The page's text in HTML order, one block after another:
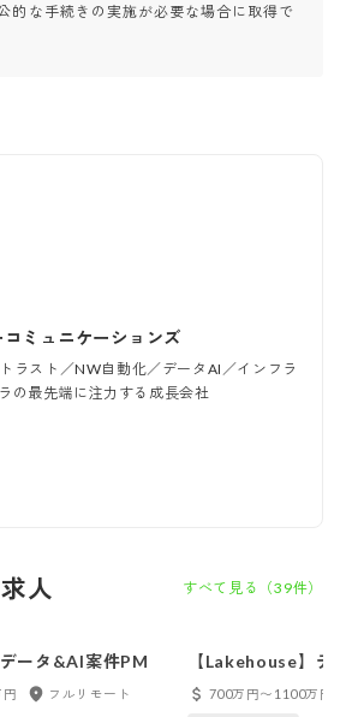
的な手続きの実施が必要な場合に取得で
ミュニケーションズ
ラスト／NW自動化／データAI／インフラ
の最先端に注力する成長会社
人 すべて見る（39件）
ータ&AI案件PM
フルリモート
【Lakehouse】デ
【経験者】
700万円〜1100万円